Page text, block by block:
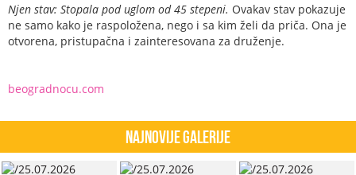
Njen stav: Stopala pod uglom od 45 stepeni. Ovakav stav pokazuje
ne samo kako je raspoložena, nego i sa kim želi da priča. Ona je
otvorena, pristupačna i zainteresovana za druženje.
beogradnocu.com
Najnovije Galerije